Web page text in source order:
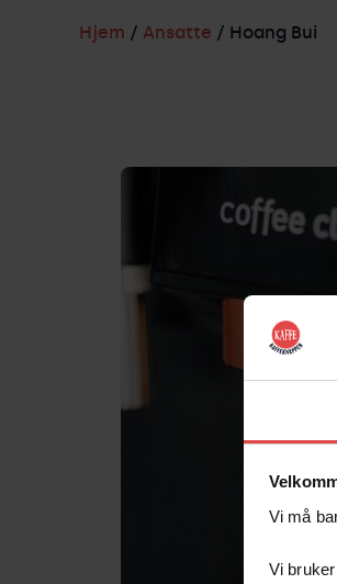
Vi må
Vi
Hjem / Ansatte / Hoang Bui